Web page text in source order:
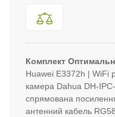
Комплект
Huawei E3372h | WiFi
камера Dahua DH-
спрямована
антенний кабель